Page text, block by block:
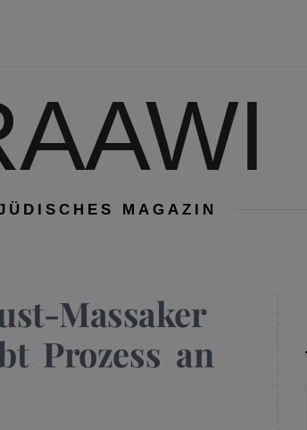
MAGAZIN
Massaker
Prozess an